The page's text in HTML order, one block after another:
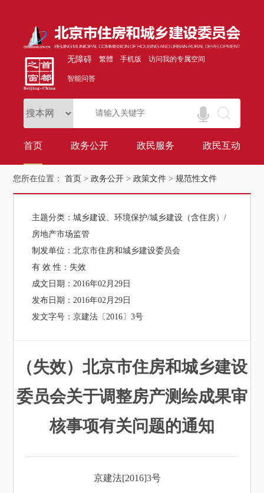
无障碍 繁體 手机版 访问我的专属空间
智能问答
首页 政务公开 政民服务 政民互动
您所在位置：首页 >政务公开 >政策文件 >规范性文件
主题分类：城乡建设、环境保护/城乡建设（含住房）/
房地产市场监管
制发单位：北京市住房和城乡建设委员会
有 效 性： 失效
成文日期：2016年02月29日
发布日期：2016年02月29日
发文字号：京建法〔2016〕3号
（失效）北京市住房和城乡建设
委员会关于调整房产测绘成果审
核事项有关问题的通知
京建法[2016]3号